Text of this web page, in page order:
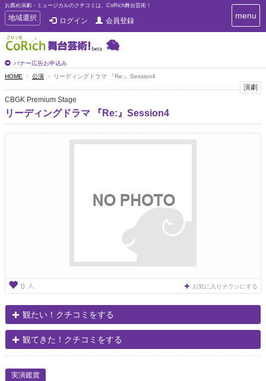
お薦め演劇・ミュージカルのクチコミは、CoRich舞台芸術！
T
o
g
g
e
n
a
v
i
g
地域選択 ログイン 会員登録
バナー広告お申込み
T
o
i
g
menu
HOME 公演 リーディングドラマ 『Re:』Session4
演劇
CBGK Premium Stage
リーディングドラマ 『Re:』Session4
0 人 お気に入りチラシにする
観たい！クチコミをする
観てきた！クチコミをする
実演鑑賞